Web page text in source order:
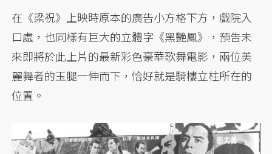
在《梁祝》上映時原本的廣告小方格下方，戲院入
口處，也同樣有巨大的立體字《黑艷鳳》，預告未
來即將於此上片的最新彩色豪華歌舞電影，兩位美
麗舞者的玉腿一伸而下，恰好就是騎樓立柱所在的
位置。